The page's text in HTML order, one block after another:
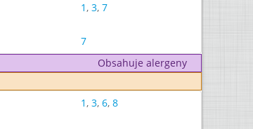
1, 3, 7
7
Obsahuje alergeny
1, 3, 6, 8